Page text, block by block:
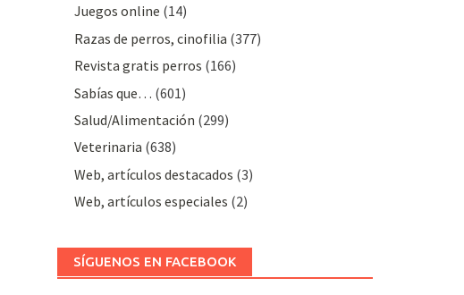
Juegos online (14)
Razas de perros, cinofilia (377)
Revista gratis perros (166)
Sabías que… (601)
Salud/Alimentación (299)
Veterinaria (638)
Web, artículos destacados (3)
Web, artículos especiales (2)
SÍGUENOS EN FACEBOOK